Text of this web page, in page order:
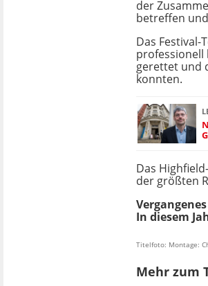
der
betreffen
Das
professionell
gerettet und
konnten.
Das
der größten
In diesem
Titelfoto: Montage:
Mehr zum